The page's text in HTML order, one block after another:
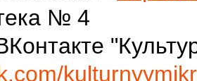
№ 4